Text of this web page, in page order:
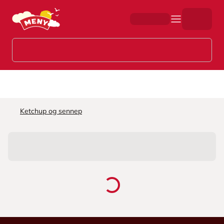
Hopp til hovedinnhold
Ketchup og sennep